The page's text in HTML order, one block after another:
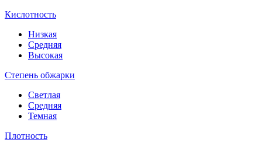
Кислотность
Низкая
Средняя
Высокая
Степень обжарки
Светлая
Средняя
Темная
Плотность